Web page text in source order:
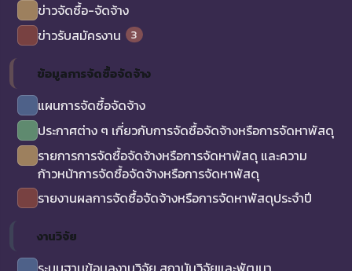
ข่าวจัดซื้อ-จัดจ้าง
ข่าวรับสมัครงาน
3
ข้อมูลการจัดซื้อจัดจ้าง
แผนการจัดซื้อจัดจ้าง
ประกาศต่าง ๆ เกี่ยวกับการจัดซื้อจัดจ้างหรือการจัดหาพัสดุ
รายการการจัดซื้อจัดจ้างหรือการจัดหาพัสดุ และความ
ก้าวหน้าการจัดซื้อจัดจ้างหรือการจัดหาพัสดุ
รายงานผลการจัดซื้อจัดจ้างหรือการจัดหาพัสดุประจำปี
งานวิจัย